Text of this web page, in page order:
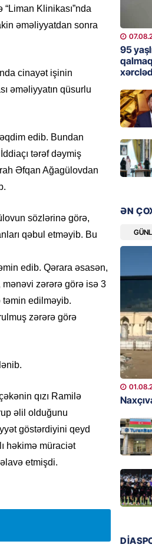
Klinikası”nda
əməliyyatdan sonra
cinayət işinin
əməliyyatın qüsurlu
edib. Bundan
tərəf dəymiş
Əfqan Ağagülovdan
sözlərinə görə,
qəbul etməyib. Bu
edib. Qərara əsasən,
mənəvi zərərə görə isə 3
təmin edilməyib.
zərərə görə
qızı Ramilə
əlil olduğunu
göstərdiyini qeyd
həkimə müraciət
etmişdi.
MANŞET
“Birgə
GÜNDƏM
milyon
xərcləri
GÜNDƏM
Dosye
MANŞET
sazişi
Tramp
95
ƏN